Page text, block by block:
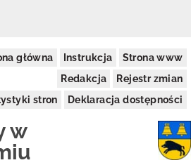
główna Instrukcja
Strona www
Redakcja
Rejestr zmian
stron
Deklaracja dostępności
w